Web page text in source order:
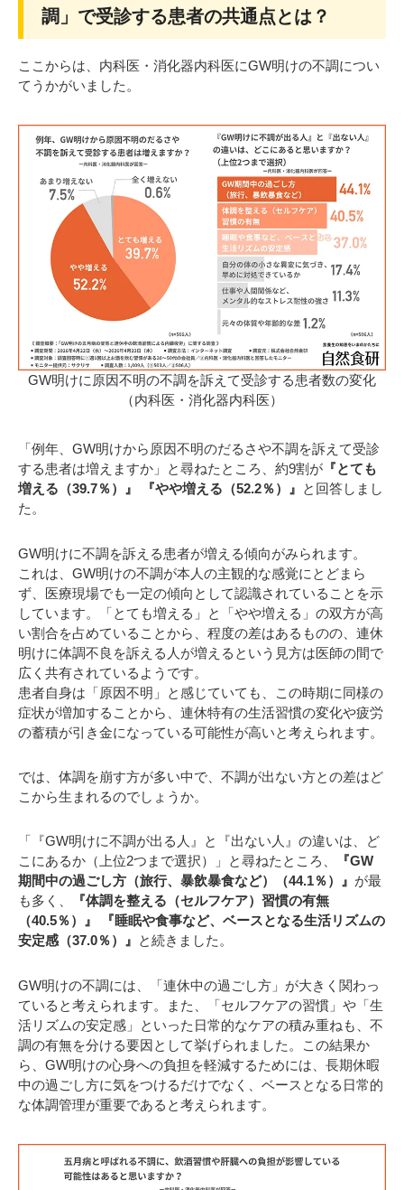
調」で受診する患者の共通点とは？
ここからは、内科医・消化器内科医にGW明けの不調につい
てうかがいました。
GW明けに原因不明の不調を訴えて受診する患者数の変化
（内科医・消化器内科医）
「例年、GW明けから原因不明のだるさや不調を訴えて受診
する患者は増えますか」と尋ねたところ、約9割が 『とても
増える（39.7％）』 『やや増える（52.2％）』 と回答しまし
た。
GW明けに不調を訴える患者が増える傾向がみられます。
これは、GW明けの不調が本人の主観的な感覚にとどまら
ず、医療現場でも一定の傾向として認識されていることを示
しています。「とても増える」と「やや増える」の双方が高
い割合を占めていることから、程度の差はあるものの、連休
明けに体調不良を訴える人が増えるという見方は医師の間で
広く共有されているようです。
患者自身は「原因不明」と感じていても、この時期に同様の
症状が増加することから、連休特有の生活習慣の変化や疲労
の蓄積が引き金になっている可能性が高いと考えられます。
では、体調を崩す方が多い中で、不調が出ない方との差はど
こから生まれるのでしょうか。
「『GW明けに不調が出る人』と『出ない人』の違いは、ど
こにあるか（上位2つまで選択）」と尋ねたところ、
『GW
期間中の過ごし方（旅行、暴飲暴食など）（44.1％）』 が最
も多く、
『体調を整える（セルフケア）習慣の有無
（40.5％）』 『睡眠や食事など、ベースとなる生活リズムの
安定感（37.0％）』 と続きました。
GW明けの不調には、「連休中の過ごし方」が大きく関わっ
ていると考えられます。また、「セルフケアの習慣」や「生
活リズムの安定感」といった日常的なケアの積み重ねも、不
調の有無を分ける要因として挙げられました。この結果か
ら、GW明けの心身への負担を軽減するためには、長期休暇
中の過ごし方に気をつけるだけでなく、ベースとなる日常的
な体調管理が重要であると考えられます。